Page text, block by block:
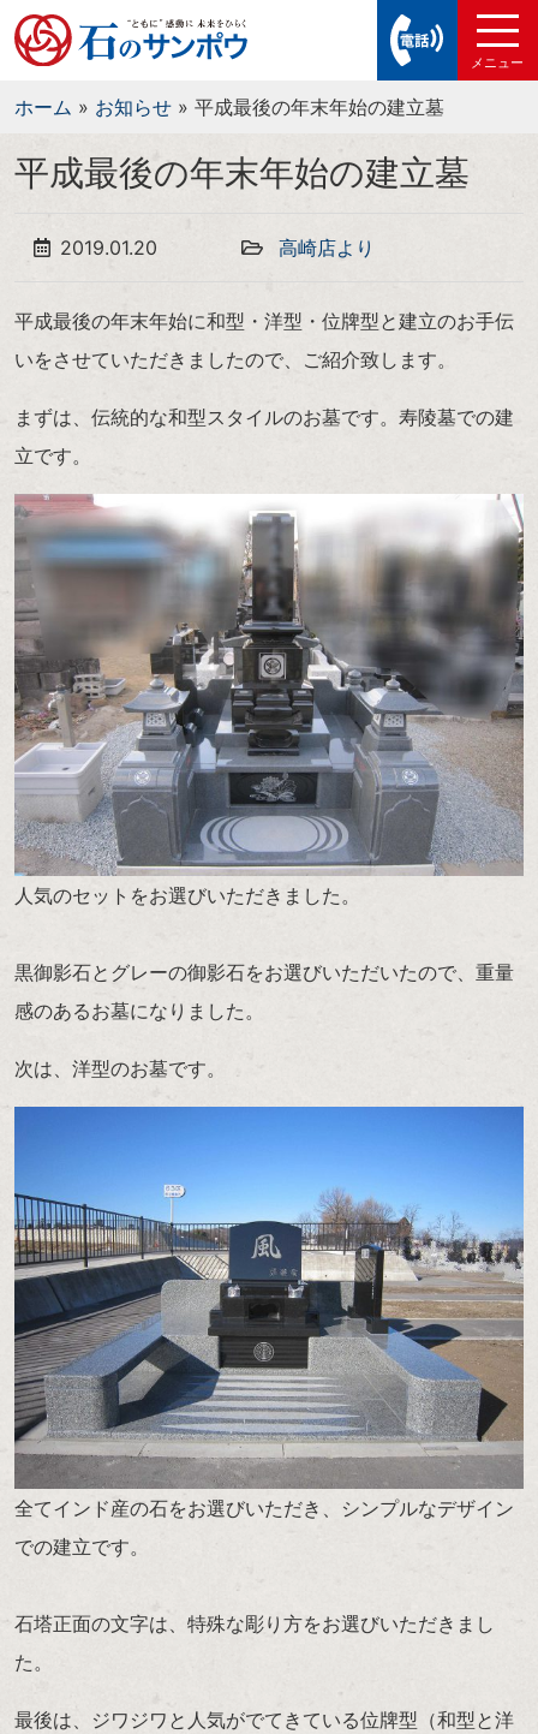
ホーム » お知らせ » 平成最後の年末年始の建立墓
平成最後の年末年始の建立墓
2019.01.20 高崎店より
平成最後の年末年始に和型・洋型・位牌型と建立のお手伝
いをさせていただきましたので、ご紹介致します。
まずは、伝統的な和型スタイルのお墓です。寿陵墓での建
立です。
人気のセットをお選びいただきました。
黒御影石とグレーの御影石をお選びいただいたので、重量
感のあるお墓になりました。
次は、洋型のお墓です。
全てインド産の石をお選びいただき、シンプルなデザイン
での建立です。
石塔正面の文字は、特殊な彫り方をお選びいただきまし
た。
最後は、ジワジワと人気がでてきている位牌型（和型と洋